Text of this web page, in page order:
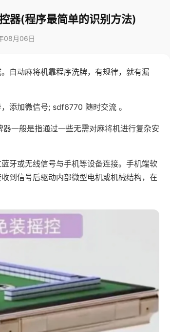
器(程序最简单的识别方法)
08月06日
自动麻将机靠程序洗牌，有规律，就有漏
添加微信号; sdf6770 随时交流 。
一般是指通过一些无需对麻将机进行复杂安
牙或无线信号与手机等设备连接。手机端软
到信号后驱动内部微型电机或机械结构，在